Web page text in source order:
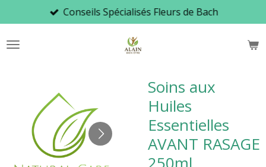
au
contenu
Conseils Spécialisés Fleurs de Bach
Soins aux
Huiles
Essentielles
AVANT RASAGE